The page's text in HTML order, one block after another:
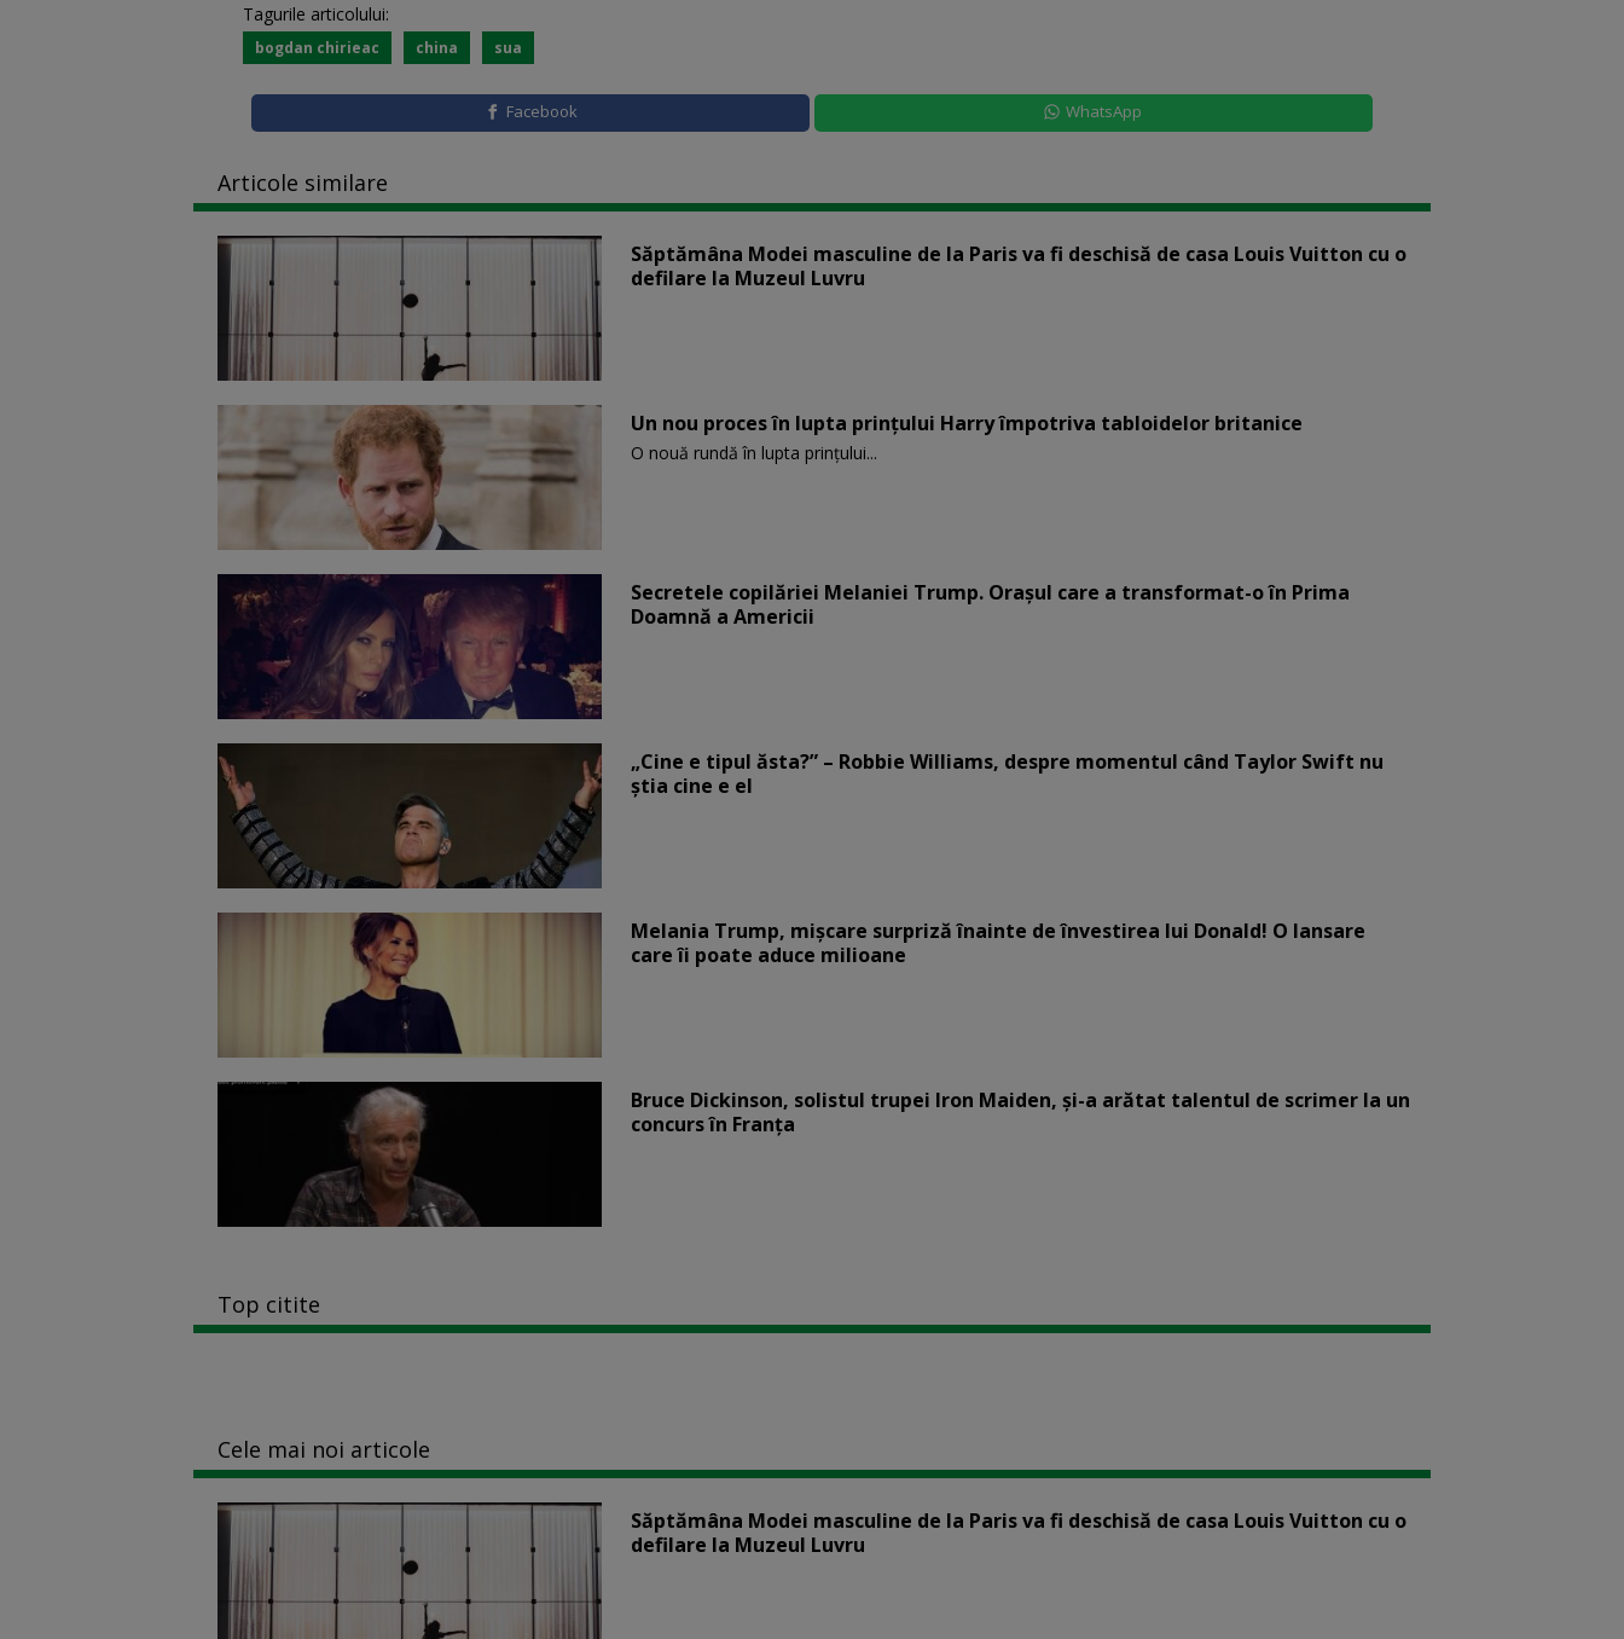
Tagurile articolului:
bogdan chirieac china sua
Facebook WhatsApp
Articole similare
Săptămâna Modei masculine de la Paris va fi deschisă de casa Louis Vuitton cu o
defilare la Muzeul Luvru
Un nou proces în lupta prinţului Harry împotriva tabloidelor britanice
O nouă rundă în lupta prinţului...
Secretele copilăriei Melaniei Trump. Orașul care a transformat-o în Prima
Doamnă a Americii
„Cine e tipul ăsta?” – Robbie Williams, despre momentul când Taylor Swift nu
știa cine e el
Melania Trump, mișcare surpriză înainte de învestirea lui Donald! O lansare
care îi poate aduce milioane
Bruce Dickinson, solistul trupei Iron Maiden, şi-a arătat talentul de scrimer la un
concurs în Franţa
Top citite
Cele mai noi articole
Săptămâna Modei masculine de la Paris va fi deschisă de casa Louis Vuitton cu o
defilare la Muzeul Luvru